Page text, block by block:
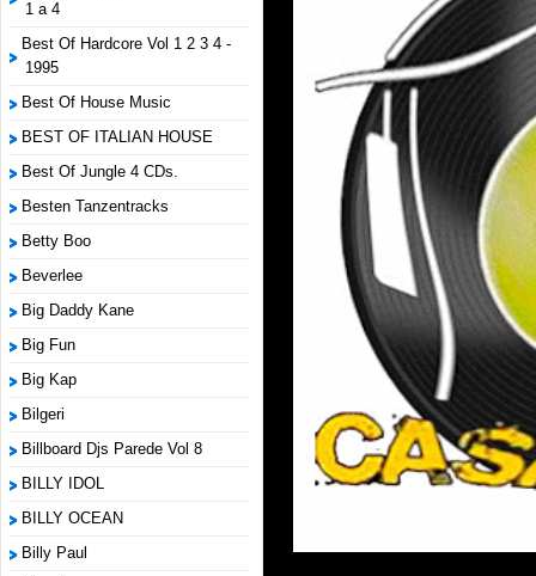
1 a 4
Best Of Hardcore Vol 1 2 3 4 -
1995
Best Of House Music
BEST OF ITALIAN HOUSE
Best Of Jungle 4 CDs.
Besten Tanzentracks
Betty Boo
Beverlee
Big Daddy Kane
Big Fun
Big Kap
Bilgeri
Billboard Djs Parede Vol 8
BILLY IDOL
BILLY OCEAN
Billy Paul